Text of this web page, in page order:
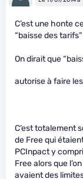
C’est une honte
“baisse des
On dirait que
autorise à faire
C’est totalement
de Free qui
PCInpact y
Free alors que
avaient des